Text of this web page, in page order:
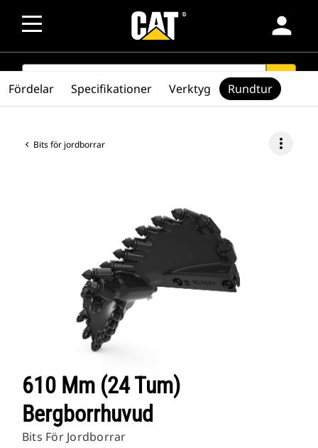
person
SEARCH search
Bits för jordborrar more_vert
610 Mm (24 Tum)
Bergborrhuvud
Bits För Jordborrar
Fördelar Specifikationer Verktyg Rundtur